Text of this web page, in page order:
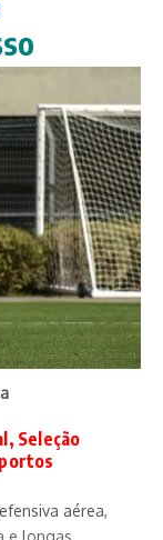
Seleção
aérea,
e longas